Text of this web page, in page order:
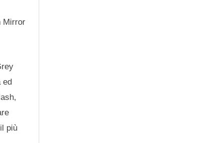
Mirror
ed
più